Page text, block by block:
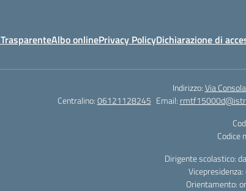
Albo onlinePrivacy PolicyDichiarazione di
Indirizzo:Via
Centralino:06121128245 Email:
Codice
Dirigente scolastico:
Orientamento: